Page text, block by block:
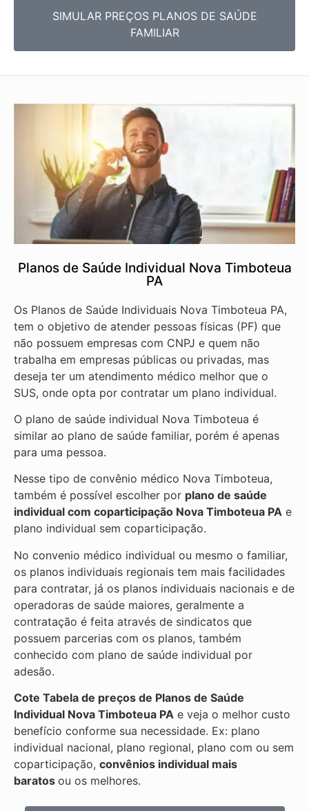
SIMULAR PREÇOS PLANOS DE SAÚDE
FAMILIAR
Planos de Saúde Individual Nova Timboteua
PA
Os Planos de Saúde Individuais Nova Timboteua PA,
tem o objetivo de atender pessoas físicas (PF) que
não possuem empresas com CNPJ e quem não
trabalha em empresas públicas ou privadas, mas
deseja ter um atendimento médico melhor que o
SUS, onde opta por contratar um plano individual.
O plano de saúde individual Nova Timboteua é
similar ao plano de saúde familiar, porém é apenas
para uma pessoa.
Nesse tipo de convênio médico Nova Timboteua,
também é possível escolher por plano de saúde
individual com coparticipação Nova Timboteua PA e
plano individual sem coparticipação.
No convenio médico individual ou mesmo o familiar,
os planos individuais regionais tem mais facilidades
para contratar, já os planos individuais nacionais e de
operadoras de saúde maiores, geralmente a
contratação é feita através de sindicatos que
possuem parcerias com os planos, também
conhecido com plano de saúde individual por
adesão.
Cote Tabela de preços de Planos de Saúde
Individual Nova Timboteua PA e veja o melhor custo
benefício conforme sua necessidade. Ex: plano
individual nacional, plano regional, plano com ou sem
coparticipação, convênios individual mais
baratos ou os melhores.